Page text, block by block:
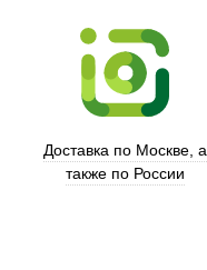
Доставка по Москве, а
также по России